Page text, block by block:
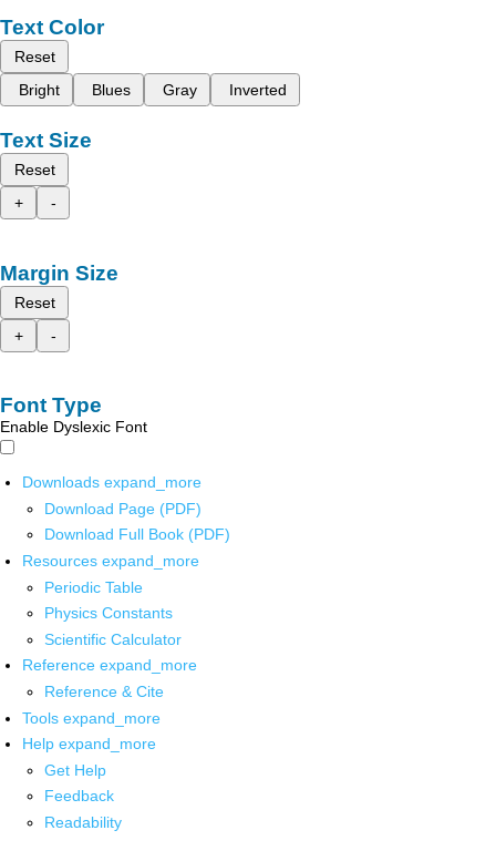
Text Color
Reset
Bright
Blues Gray Inverted
Text Size
Reset
+
-
Margin Size
Reset
+
-
Font Type
Enable Dyslexic Font
Downloads expand_more
Download Page (PDF)
Download Full Book (PDF)
Resources expand_more
Periodic Table
Physics Constants
Scientific Calculator
Reference expand_more
Reference & Cite
Tools expand_more
Help expand_more
Get Help
Feedback
Readability